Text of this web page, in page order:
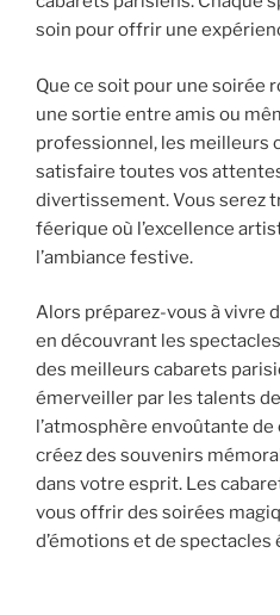
soin pour offrir une
Que ce soit pour une soirée
une sortie entre amis ou
professionnel, les meilleurs
satisfaire toutes vos
divertissement. Vous serez
féerique où l’excellence
l’ambiance festive.
Alors préparez-vous à vivre
en découvrant les
des meilleurs cabarets
émerveiller par les talents
l’atmosphère envoûtante
créez des souvenirs
dans votre esprit. Les
vous offrir des soirées
d’émotions et de